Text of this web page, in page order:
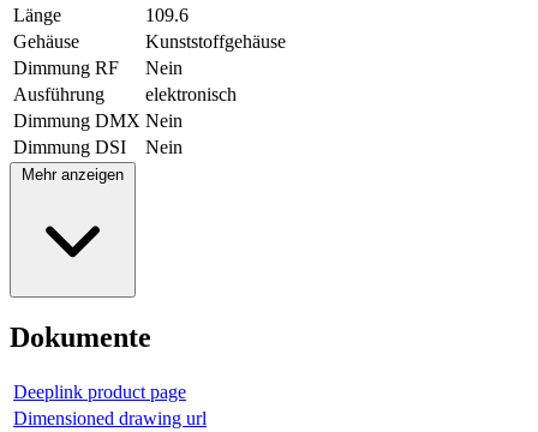
Länge
109.6
Gehäuse
Kunststoffgehäuse
Dimmung RF
Nein
Ausführung
elektronisch
Dimmung DMX Nein
Dimmung DSI
Nein
Mehr anzeigen
Dokumente
Deeplink product page
Dimensioned drawing url